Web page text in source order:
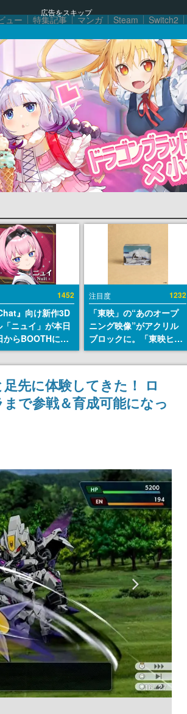
広告をスキップ
ュー 特集記事 マンガ Steam Switch2
1452
』向け新作3D
「ニュイ」が本日
からBOOTHにて
に光る星や感情
情が、小悪魔か
注目度 1232
「東映」の“あのオープ
ニング映像”がアクリル
ブロックに。「東映ヒス
トリカル グッズコレクシ
ョン」が8月下旬より発
売
先に体験してきた！ ロ
で参戦＆育成可能になっ
16 / 27